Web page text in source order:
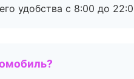
удобства с 8:00 до